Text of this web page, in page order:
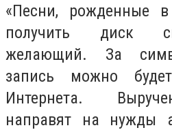
«Песни, рожденные
получить диск
желающий. За
запись можно
Интернета.
направят на нужды